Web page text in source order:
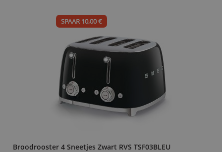
SPAAR 10,00 €
Broodrooster 4 Sneetjes Zwart RVS TSF03BLEU